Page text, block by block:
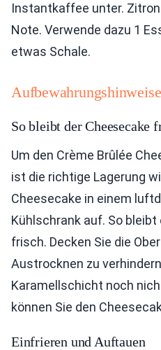
Instantkaffee unter.
Note. Verwende dazu 1
etwas Schale.
Aufbewahrungshinweise
So bleibt der Cheesecake
Um den Crème Brûlée
ist die richtige Lagerung
Cheesecake in einem
Kühlschrank auf. So
frisch. Decken Sie die
Austrocknen zu
Karamellschicht noch
können Sie den
Einfrieren und Auftauen